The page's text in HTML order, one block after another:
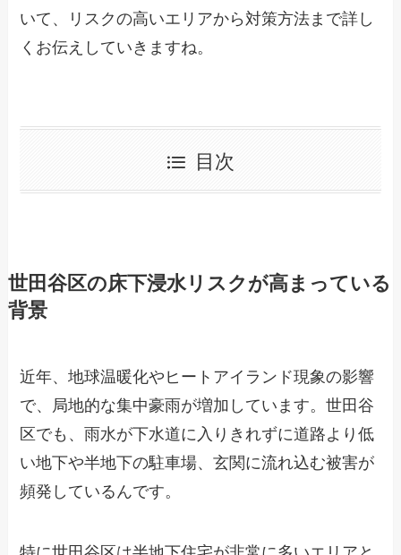
いて、リスクの高いエリアから対策方法まで詳し
くお伝えしていきますね。
目次
世田谷区の床下浸水リスクが高まっている
背景
近年、地球温暖化やヒートアイランド現象の影響
で、局地的な集中豪雨が増加しています。世田谷
区でも、雨水が下水道に入りきれずに道路より低
い地下や半地下の駐車場、玄関に流れ込む被害が
頻発しているんです。